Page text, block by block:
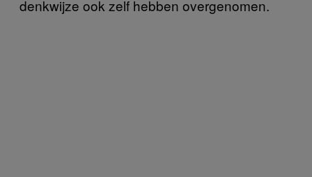
denkwijze ook zelf hebben overgenomen.